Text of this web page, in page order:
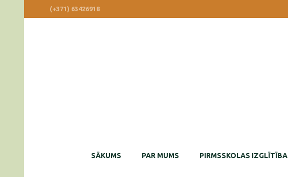
(+371) 63426918
SĀKUMS PAR MUMS PIRMSSKOLAS IZGLĪTĪBA